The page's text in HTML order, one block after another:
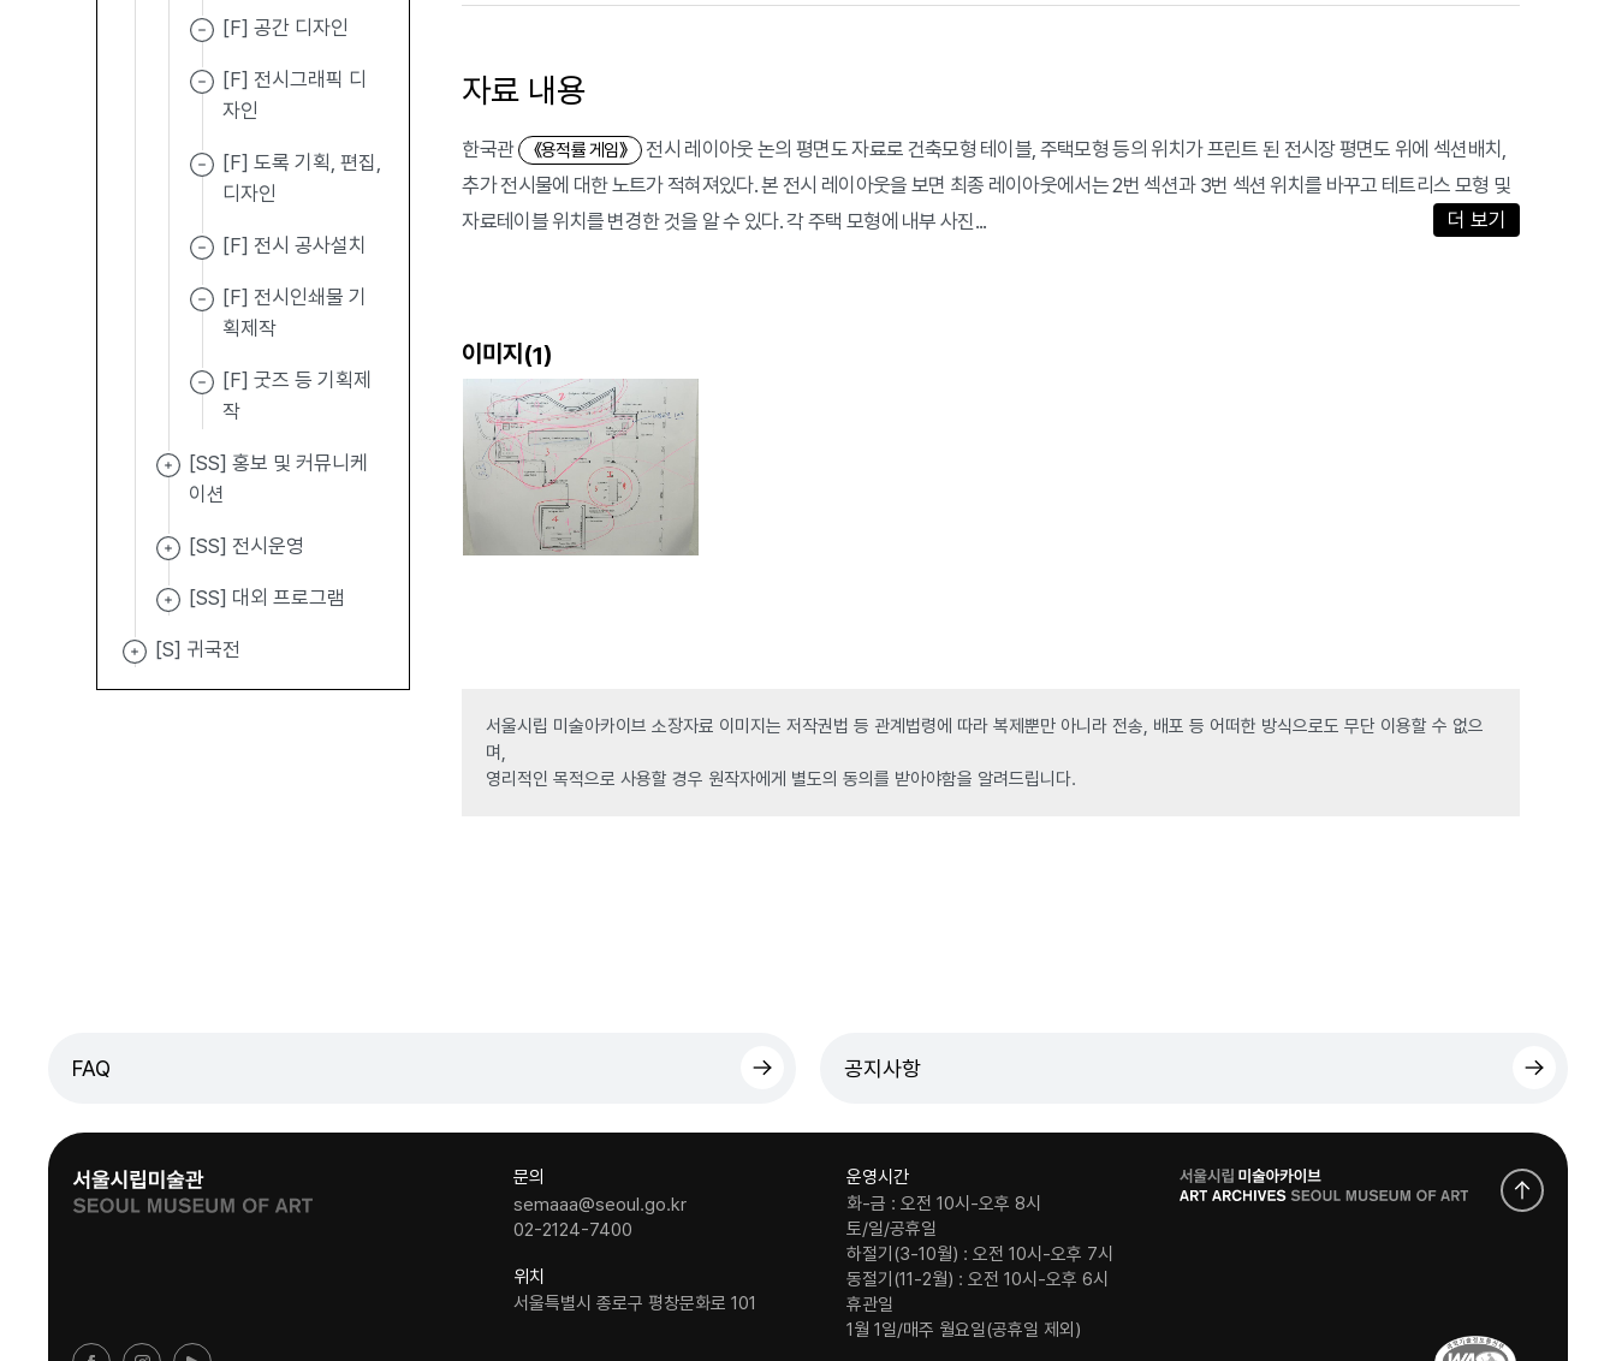
[F] 공간 디자인
[F] 전시그래픽 디
자인
[F] 도록 기획, 편집,
디자인
[F] 전시 공사설치
[F] 전시인쇄물 기
획제작
[F] 굿즈 등 기획제
작
[SS] 홍보 및 커뮤니케
이션
[SS] 전시운영
[SS] 대외 프로그램
[S] 귀국전
자료 내용
한국관 《용적률 게임》
전시 레이아웃 논의 평면도 자료로 건축모형 테이블, 주택모형 등의 위치가 프린트 된 전시장 평면도 위에 섹션배치,
추가 전시물에 대한 노트가 적혀져있다. 본 전시 레이아웃을 보면 최종 레이아웃에서는 2번 섹션과 3번 섹션 위치를 바꾸고 테트리스 모형 및
자료테이블 위치를 변경한 것을 알 수 있다. 각 주택 모형에 내부 사진...
더 보기
이미지(1)
서울시립 미술아카이브 소장자료 이미지는 저작권법 등 관계법령에 따라 복제뿐만 아니라 전송, 배포 등 어떠한 방식으로도 무단 이용할 수 없으
며,
영리적인 목적으로 사용할 경우 원작자에게 별도의 동의를 받아야함을 알려드립니다.
FAQ 공지사항
문의
semaaa@seoul.go.kr
02-2124-7400
위치
서울특별시 종로구 평창문화로 101
운영시간
화-금 : 오전 10시-오후 8시
토/일/공휴일
하절기(3-10월) : 오전 10시-오후 7시
동절기(11-2월) : 오전 10시-오후 6시
휴관일
1월 1일/매주 월요일(공휴일 제외)
로
고